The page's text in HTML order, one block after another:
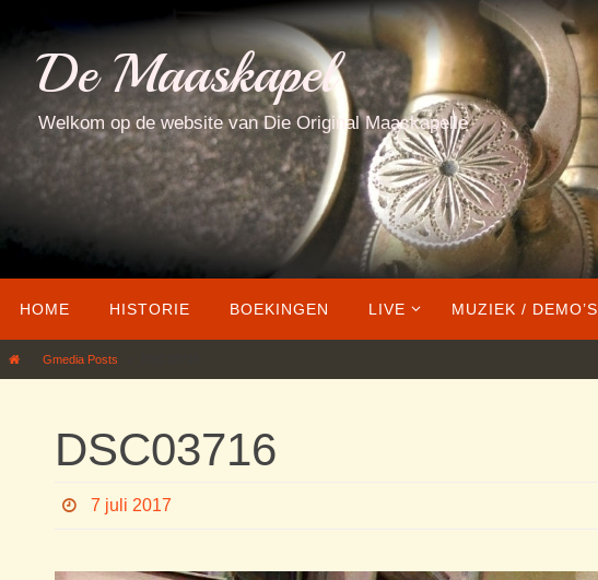
inhoudDe Maaskapel
Welkom op de website van Die Original Maaskapelle
naar
de
HOME HISTORIE BOEKINGEN LIVE MUZIEK / DEMO’S
HomeGmedia Posts
DSC03716
7 juli 2017